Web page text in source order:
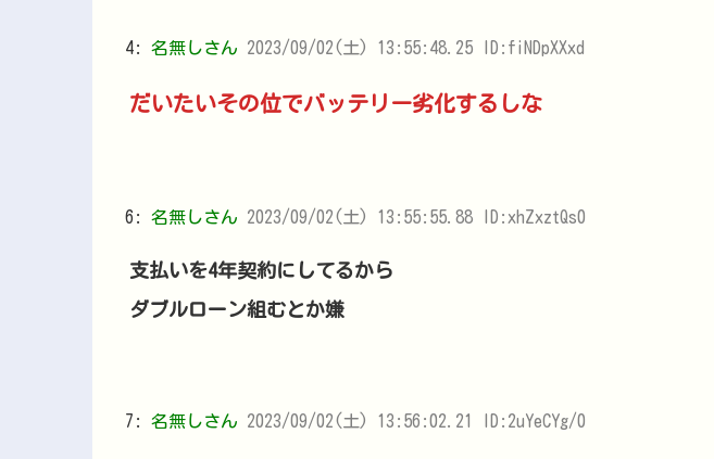
4: 名無しさん 2023/09/02(土) 13:55:48.25 ID:fiNDpXXxd
だいたいその位でバッテリー劣化するしな
6: 名無しさん 2023/09/02(土) 13:55:55.88 ID:xhZxztQs0
支払いを4年契約にしてるから
ダブルローン組むとか嫌
7: 名無しさん 2023/09/02(土) 13:56:02.21 ID:2uYeCYg/0